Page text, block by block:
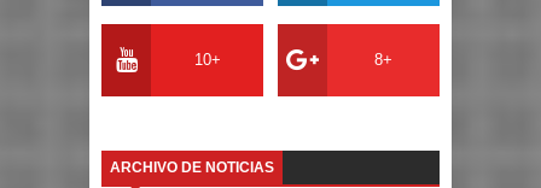
10+ 8+
ARCHIVO DE NOTICIAS